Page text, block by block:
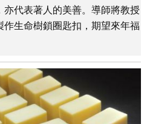
代表著人的美善。導師將教授
生命樹鎖圈匙扣，期望來年福